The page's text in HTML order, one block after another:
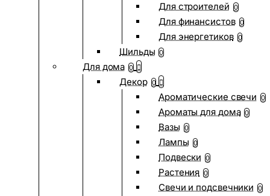
Для строителей 0
Для финансистов 0
Для энергетиков 0
Шильды 0
Для дома 0
Декор 0
Ароматические свечи 0
Ароматы для дома 0
Вазы 0
Лампы 0
Подвески 0
Растения 0
Свечи и подсвечники 0